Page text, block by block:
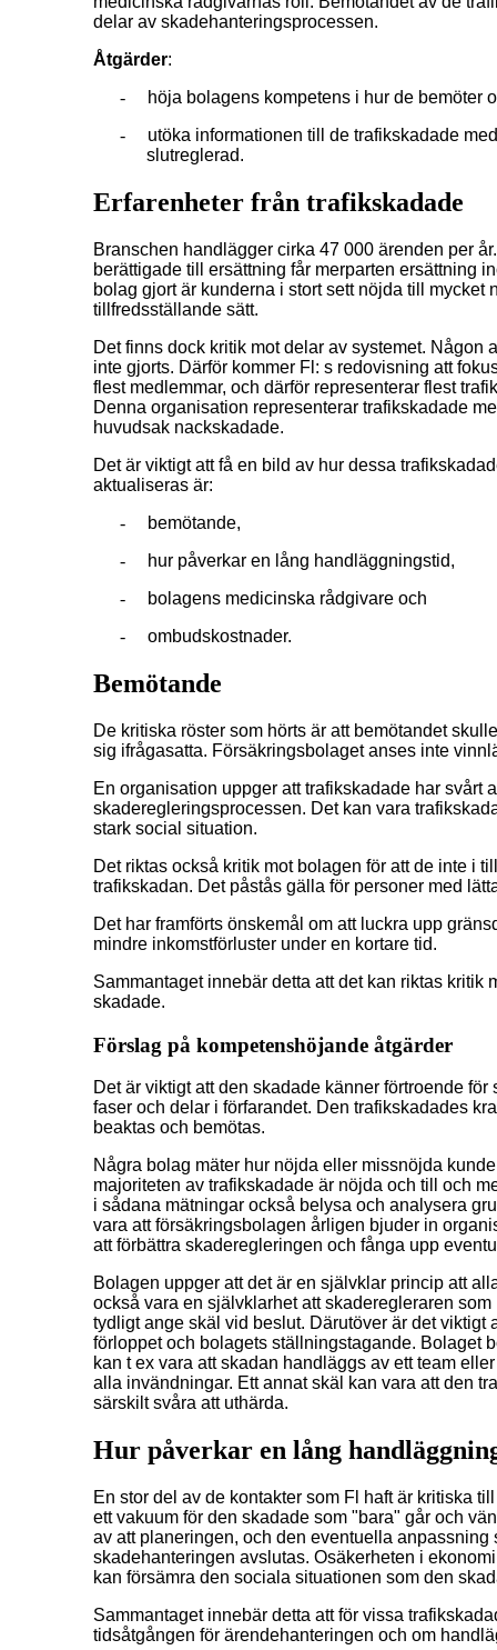
delar av skadehanteringsprocessen.
Åtgärder:
-
höja bolagens kompetens i hur de bemöter
-
utöka informationen till de trafikskadade
slutreglerad.
Erfarenheter från trafikskadade
Branschen handlägger cirka 47 000 ärenden per
berättigade till ersättning får merparten ersättning
bolag gjort är kunderna i stort sett nöjda till
tillfredsställande sätt.
Det finns dock kritik mot delar av systemet.
inte gjorts. Därför kommer Fl: s redovisning att
flest medlemmar, och därför representerar flest
Denna organisation representerar trafikskadade
huvudsak nackskadade.
Det är viktigt att få en bild av hur dessa
aktualiseras är:
-
bemötande,
-
hur påverkar en lång handläggningstid,
-
bolagens medicinska rådgivare och
-
ombudskostnader.
Bemötande
De kritiska röster som hörts är att bemötandet
sig ifrågasatta. Försäkringsbolaget anses inte
En organisation uppger att trafikskadade har svårt
skaderegleringsprocessen. Det kan vara
stark social situation.
Det riktas också kritik mot bolagen för att de inte i
trafikskadan. Det påstås gälla för personer med
Det har framförts önskemål om att luckra upp
mindre inkomstförluster under en kortare tid.
Sammantaget innebär detta att det kan riktas kritik
skadade.
Förslag på kompetenshöjande åtgärder
Det är viktigt att den skadade känner förtroende
faser och delar i förfarandet. Den trafikskadades
beaktas och bemötas.
Några bolag mäter hur nöjda eller missnöjda
majoriteten av trafikskadade är nöjda och till och
i sådana mätningar också belysa och analysera
vara att försäkringsbolagen årligen bjuder in
att förbättra skaderegleringen och fånga upp
Bolagen uppger att det är en självklar princip att
också vara en självklarhet att skaderegleraren
tydligt ange skäl vid beslut. Därutöver är det
förloppet och bolagets ställningstagande. Bolaget
kan t ex vara att skadan handläggs av ett team
alla invändningar. Ett annat skäl kan vara att den
särskilt svåra att uthärda.
Hur påverkar en lång
En stor del av de kontakter som Fl haft är kritiska
ett vakuum för den skadade som "bara" går och
av att planeringen, och den eventuella
skadehanteringen avslutas. Osäkerheten i
kan försämra den sociala situationen som den
Sammantaget innebär detta att för vissa
tidsåtgången för ärendehanteringen och om